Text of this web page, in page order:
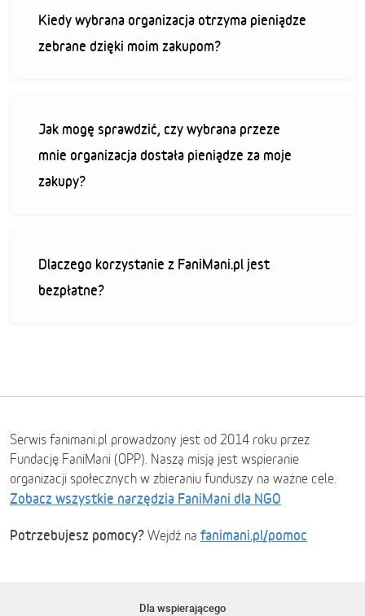
Kiedy wybrana organizacja otrzyma pieniądze
zebrane dzięki moim zakupom?
Jak mogę sprawdzić, czy wybrana przeze
mnie organizacja dostała pieniądze za moje
zakupy?
Dlaczego korzystanie z FaniMani.pl jest
bezpłatne?
Serwis fanimani.pl prowadzony jest od 2014 roku przez
Fundację FaniMani (OPP). Naszą misją jest wspieranie
organizacji społecznych w zbieraniu funduszy na ważne cele.
Zobacz wszystkie narzędzia FaniMani dla NGO
Potrzebujesz pomocy? Wejdź na fanimani.pl/pomoc
Dla wspierającego